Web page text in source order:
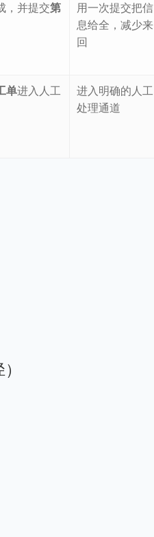
，并提交第
用一次提交把信
息给全，减少来
回
单进入人工
进入明确的人工
处理通道